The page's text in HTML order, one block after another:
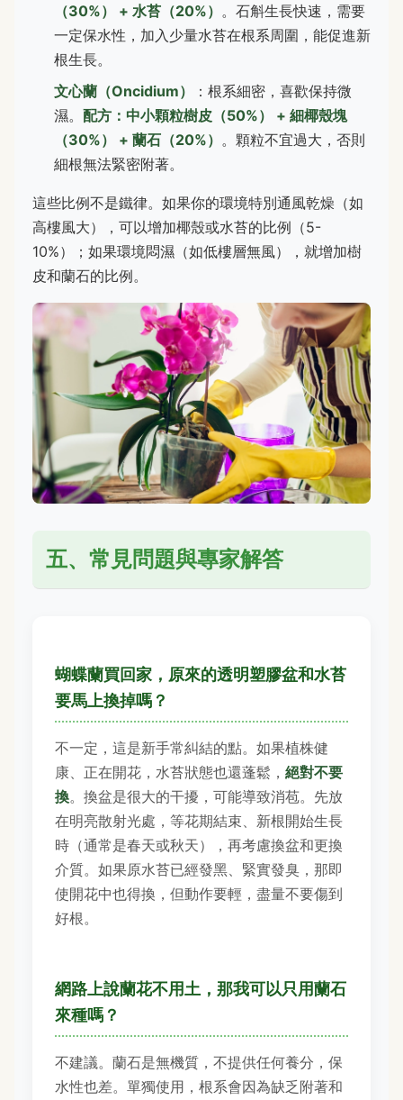
（30%） + 水苔（20%） 。石斛生長快速，需要
一定保水性，加入少量水苔在根系周圍，能促進新
根生長。
文心蘭（Oncidium）
：根系細密，喜歡保持微
濕。 配方：中小顆粒樹皮（50%） + 細椰殼塊
（30%） + 蘭石（20%） 。顆粒不宜過大，否則
細根無法緊密附著。
這些比例不是鐵律。如果你的環境特別通風乾燥（如
高樓風大），可以增加椰殼或水苔的比例（5-
10%）；如果環境悶濕（如低樓層無風），就增加樹
皮和蘭石的比例。
五、常見問題與專家解答
蝴蝶蘭買回家，原來的透明塑膠盆和水苔
要馬上換掉嗎？
不一定，這是新手常糾結的點。如果植株健
康、正在開花，水苔狀態也還蓬鬆， 絕對不要
換。換盆是很大的干擾，可能導致消苞。先放
在明亮散射光處，等花期結束、新根開始生長
時（通常是春天或秋天），再考慮換盆和更換
介質。如果原水苔已經發黑、緊實發臭，那即
使開花中也得換，但動作要輕，盡量不要傷到
好根。
網路上說蘭花不用土，那我可以只用蘭石
來種嗎？
不建議。蘭石是無機質，不提供任何養分，保
水性也差。單獨使用，根系會因為缺乏附著和